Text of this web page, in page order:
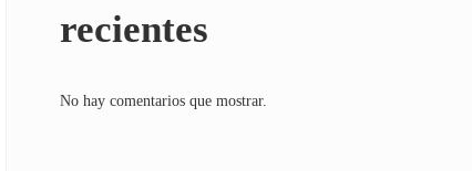
recientes
No hay comentarios que mostrar.